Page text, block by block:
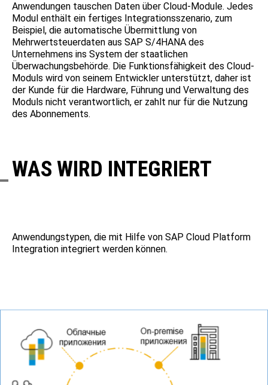
Anwendungen tauschen Daten über Cloud-Module. Jedes
Modul enthält ein fertiges Integrationsszenario, zum
Beispiel, die automatische Übermittlung von
Mehrwertsteuerdaten aus SAP S/4HANA des
Unternehmens ins System der staatlichen
Überwachungsbehörde. Die Funktionsfähigkeit des Cloud-
Moduls wird von seinem Entwickler unterstützt, daher ist
der Kunde für die Hardware, Führung und Verwaltung des
Moduls nicht verantwortlich, er zahlt nur für die Nutzung
des Abonnements.
WAS WIRD INTEGRIERT
Anwendungstypen, die mit Hilfe von SAP Cloud Platform
Integration integriert werden können.